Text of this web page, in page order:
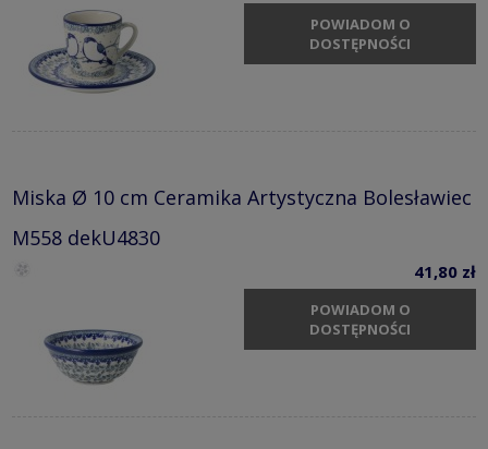
POWIADOM O
DOSTĘPNOŚCI
Miska Ø 10 cm Ceramika Artystyczna Bolesławiec
M558 dekU4830
41,80 zł
POWIADOM O
DOSTĘPNOŚCI